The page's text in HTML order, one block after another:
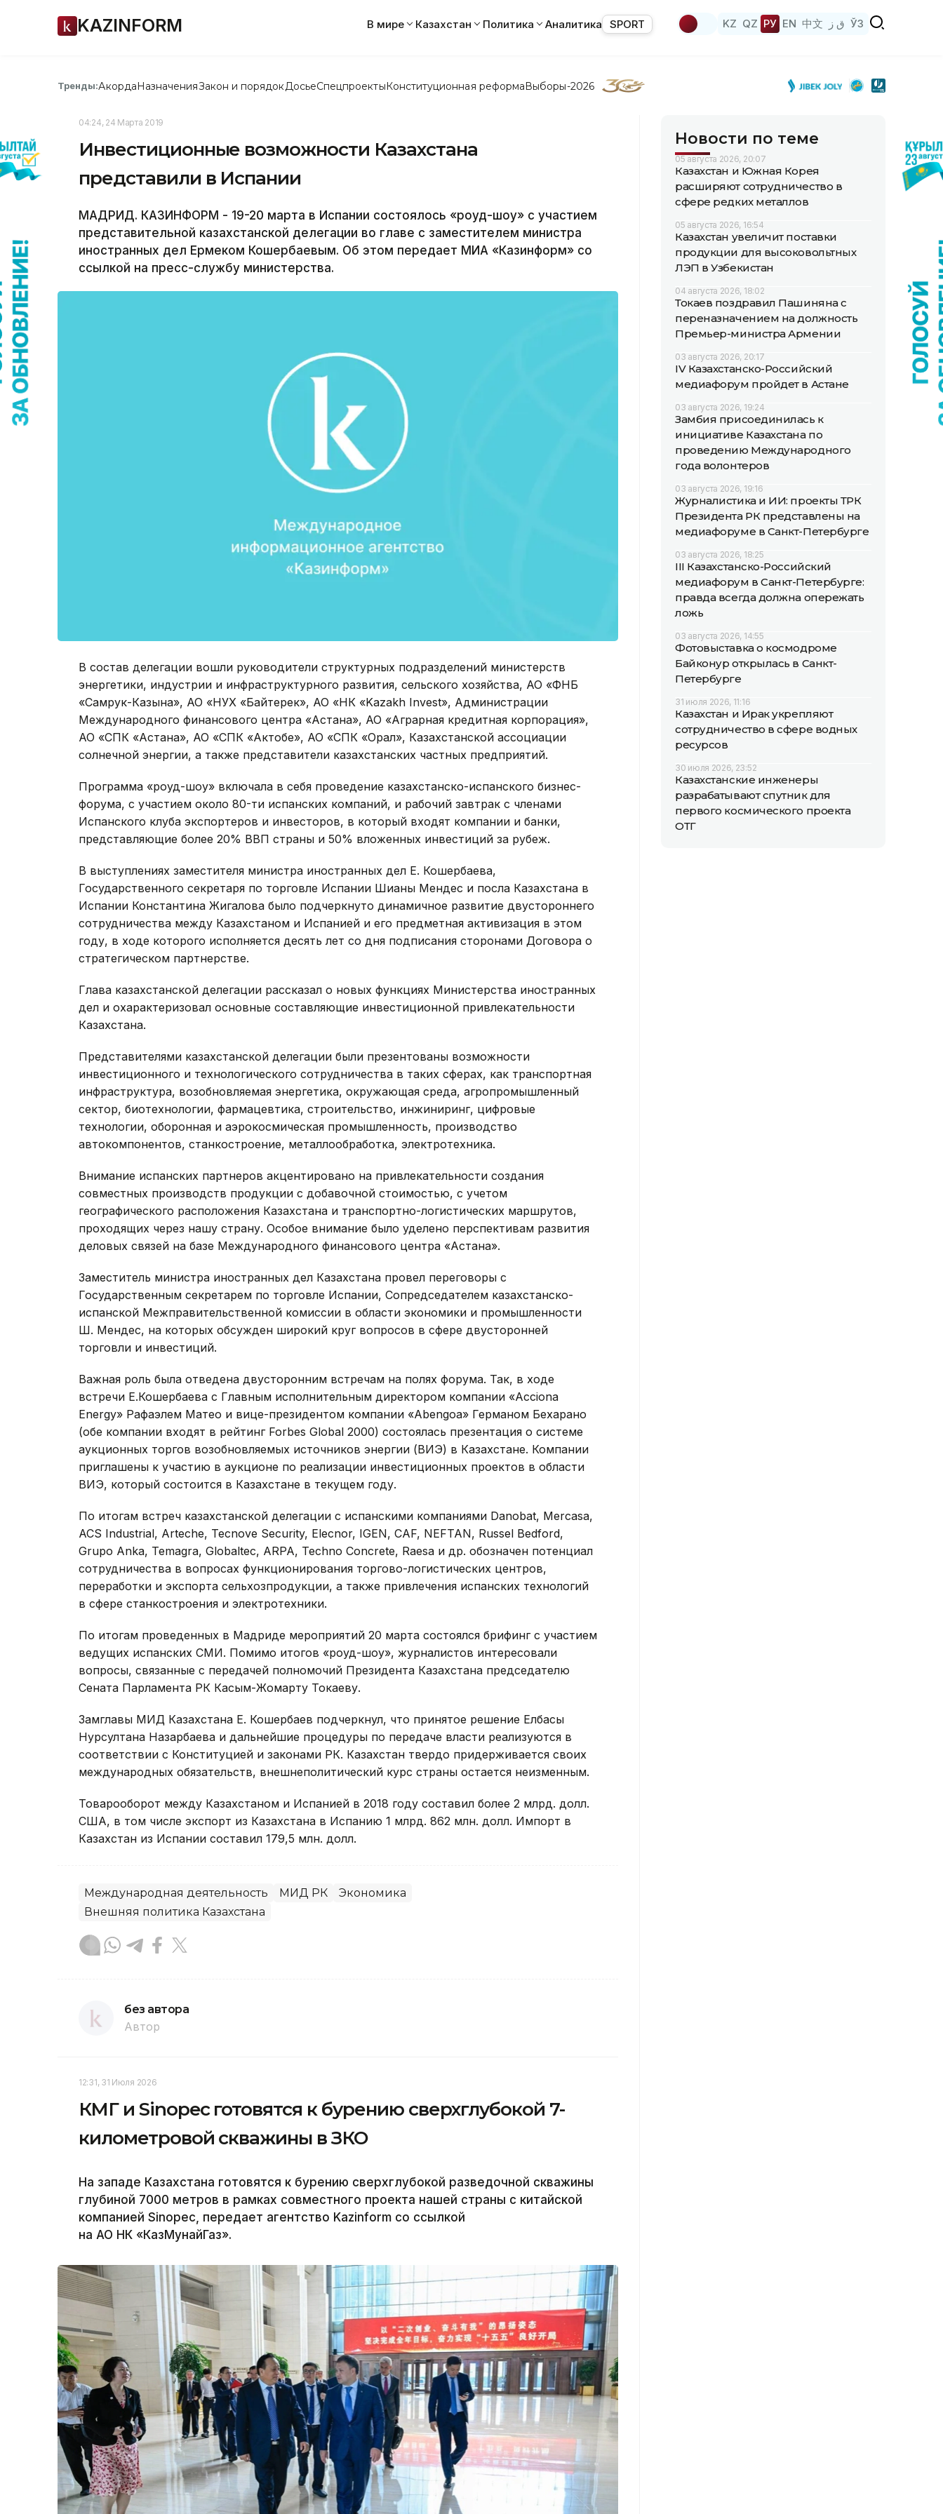
KAZINFORM В мире Казахстан Политика Аналитика SPORT KZ QZ РУ EN 中文 ق ز ЎЗ
Тренды:АкордаНазначенияЗакон и порядок ДосьеСпецпроектыКонституционная реформаВыборы-2026
04:24, 24 Марта 2019
Инвестиционные возможности Казахстана
представили в Испании
МАДРИД. КАЗИНФОРМ - 19-20 марта в Испании состоялось «роуд-шоу» с участием
представительной казахстанской делегации во главе с заместителем министра
иностранных дел Ермеком Кошербаевым. Об этом передает МИА «Казинформ» со
ссылкой на пресс-службу министерства.
В состав делегации вошли руководители структурных подразделений министерств
энергетики, индустрии и инфраструктурного развития, сельского хозяйства, АО «ФНБ
«Самрук-Казына», АО «НУХ «Байтерек», АО «НК «Kazakh Invest», Администрации
Международного финансового центра «Астана», АО «Аграрная кредитная корпорация»,
АО «СПК «Астана», АО «СПК «Актобе», АО «СПК «Орал», Казахстанской ассоциации
солнечной энергии, а также представители казахстанских частных предприятий.
Программа «роуд-шоу» включала в себя проведение казахстанско-испанского бизнес-
форума, с участием около 80-ти испанских компаний, и рабочий завтрак с членами
Испанского клуба экспортеров и инвесторов, в который входят компании и банки,
представляющие более 20% ВВП страны и 50% вложенных инвестиций за рубеж.
В выступлениях заместителя министра иностранных дел Е. Кошербаева,
Государственного секретаря по торговле Испании Шианы Мендес и посла Казахстана в
Испании Константина Жигалова было подчеркнуто динамичное развитие двустороннего
сотрудничества между Казахстаном и Испанией и его предметная активизация в этом
году, в ходе которого исполняется десять лет со дня подписания сторонами Договора о
стратегическом партнерстве.
Глава казахстанской делегации рассказал о новых функциях Министерства иностранных
дел и охарактеризовал основные составляющие инвестиционной привлекательности
Казахстана.
Представителями казахстанской делегации были презентованы возможности
инвестиционного и технологического сотрудничества в таких сферах, как транспортная
инфраструктура, возобновляемая энергетика, окружающая среда, агропромышленный
сектор, биотехнологии, фармацевтика, строительство, инжиниринг, цифровые
технологии, оборонная и аэрокосмическая промышленность, производство
автокомпонентов, станкостроение, металлообработка, электротехника.
Внимание испанских партнеров акцентировано на привлекательности создания
совместных производств продукции с добавочной стоимостью, с учетом
географического расположения Казахстана и транспортно-логистических маршрутов,
проходящих через нашу страну. Особое внимание было уделено перспективам развития
деловых связей на базе Международного финансового центра «Астана».
Заместитель министра иностранных дел Казахстана провел переговоры с
Государственным секретарем по торговле Испании, Сопредседателем казахстанско-
испанской Межправительственной комиссии в области экономики и промышленности
Ш. Мендес, на которых обсужден широкий круг вопросов в сфере двусторонней
торговли и инвестиций.
Важная роль была отведена двусторонним встречам на полях форума. Так, в ходе
встречи Е.Кошербаева с Главным исполнительным директором компании «Acciona
Energy» Рафаэлем Матео и вице-президентом компании «Abengoa» Германом Бехарано
(обе компании входят в рейтинг Forbes Global 2000) состоялась презентация о системе
аукционных торгов возобновляемых источников энергии (ВИЭ) в Казахстане. Компании
приглашены к участию в аукционе по реализации инвестиционных проектов в области
ВИЭ, который состоится в Казахстане в текущем году.
По итогам встреч казахстанской делегации с испанскими компаниями Danobat, Mercasa,
ACS Industrial, Arteche, Tecnove Security, Elecnor, IGEN, CAF, NEFTAN, Russel Bedford,
Grupo Anka, Temagra, Globaltec, ARPA, Techno Concrete, Raesa и др. обозначен потенциал
сотрудничества в вопросах функционирования торгово-логистических центров,
переработки и экспорта сельхозпродукции, а также привлечения испанских технологий
в сфере станкостроения и электротехники.
По итогам проведенных в Мадриде мероприятий 20 марта состоялся брифинг с участием
ведущих испанских СМИ. Помимо итогов «роуд-шоу», журналистов интересовали
вопросы, связанные с передачей полномочий Президента Казахстана председателю
Сената Парламента РК Касым-Жомарту Токаеву.
Замглавы МИД Казахстана Е. Кошербаев подчеркнул, что принятое решение Елбасы
Нурсултана Назарбаева и дальнейшие процедуры по передаче власти реализуются в
соответствии с Конституцией и законами РК. Казахстан твердо придерживается своих
международных обязательств, внешнеполитический курс страны остается неизменным.
Товарооборот между Казахстаном и Испанией в 2018 году составил более 2 млрд. долл.
США, в том числе экспорт из Казахстана в Испанию 1 млрд. 862 млн. долл. Импорт в
Казахстан из Испании составил 179,5 млн. долл.
Международная деятельность МИД РК
Экономика
Внешняя политика Казахстана
без автора
Автор
12:31, 31 Июля 2026
КМГ и Sinopec готовятся к бурению сверхглубокой 7-
километровой скважины в ЗКО
На западе Казахстана готовятся к бурению сверхглубокой разведочной скважины
глубиной 7000 метров в рамках совместного проекта нашей страны с китайской
компанией Sinopec, передает агентство Kazinform со ссылкой
на АО НК «КазМунайГаз».
Новости по теме
05 августа 2026, 20:07
Казахстан и Южная Корея
расширяют сотрудничество в
сфере редких металлов
05 августа 2026, 16:54
Казахстан увеличит поставки
продукции для высоковольтных
ЛЭП в Узбекистан
04 августа 2026, 18:02
Токаев поздравил Пашиняна с
переназначением на должность
Премьер-министра Армении
03 августа 2026, 20:17
IV Казахстанско-Российский
медиафорум пройдет в Астане
03 августа 2026, 19:24
Замбия присоединилась к
инициативе Казахстана по
проведению Международного
года волонтеров
03 августа 2026, 19:16
Журналистика и ИИ: проекты ТРК
Президента РК представлены на
медиафоруме в Санкт-Петербурге
03 августа 2026, 18:25
III Казахстанско-Российский
медиафорум в Санкт-Петербурге:
правда всегда должна опережать
ложь
03 августа 2026, 14:55
Фотовыставка о космодроме
Байконур открылась в Санкт-
Петербурге
31 июля 2026, 11:16
Казахстан и Ирак укрепляют
сотрудничество в сфере водных
ресурсов
30 июля 2026, 23:52
Казахстанские инженеры
разрабатывают спутник для
первого космического проекта
ОТГ